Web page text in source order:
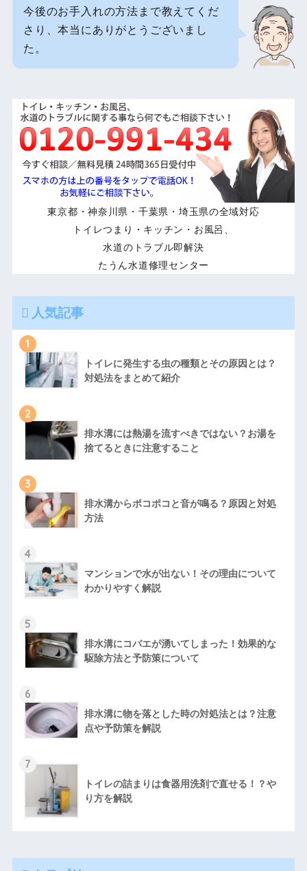
今後のお手入れの方法まで教えてくだ
さり、本当にありがとうございまし
た。
東京都・神奈川県・千葉県・埼玉県の全域対応
トイレつまり・キッチン・お風呂、
水道のトラブル即解決
たうん水道修理センター
人気記事
1
トイレに発生する虫の種類とその原因とは？
対処法をまとめて紹介
2
排水溝には熱湯を流すべきではない？お湯を
捨てるときに注意すること
3
排水溝からポコポコと音が鳴る？原因と対処
方法
4
マンションで水が出ない！その理由について
わかりやすく解説
5
排水溝にコバエが湧いてしまった！効果的な
駆除方法と予防策について
6
排水溝に物を落とした時の対処法とは？注意
点や予防策を解説
7
トイレの詰まりは食器用洗剤で直せる！？や
り方を解説